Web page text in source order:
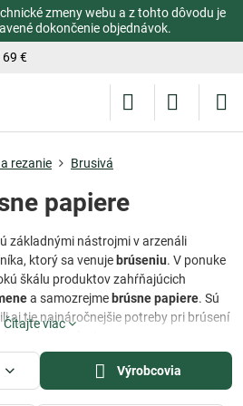
zmeny webu a z tohto dôvodu je
dokončenie objednávok.
69 €
rezanie Brusivá
papiere
základnými nástrojmi v arzenáli
ktorý sa venuje brúseniu. V ponuke
škálu produktov zahŕňajúcich
a samozrejme brúsne papiere. Sú
aj tie najnáročnejšie potreby pri brúsení
najuniverzálnejšie nástroje pre
súčasťou každej dielne. Sú k dispozícii
Čítajte viac
Výrobcovia